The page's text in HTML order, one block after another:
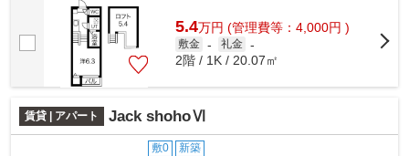
5.4万円 (管理費等：4,000円 )
敷金 - 礼金 -
2階 / 1K / 20.07㎡
賃貸 | アパート Jack shohoⅥ
敷0 新築